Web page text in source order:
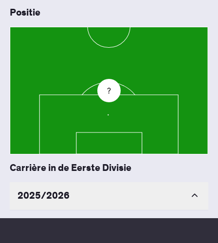
Positie
?
Carrière in de Eerste Divisie
2025/2026